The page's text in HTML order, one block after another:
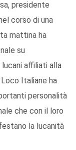
presidente
corso di una
mattina ha
su
affiliati alla
Italiane ha
personalità
che con il loro
la lucanità